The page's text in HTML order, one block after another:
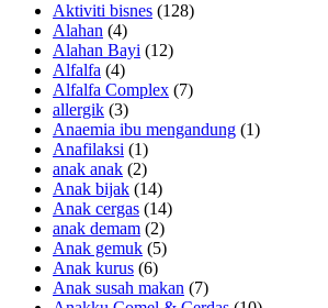
Aktiviti bisnes (128)
Alahan (4)
Alahan Bayi (12)
Alfalfa (4)
Alfalfa Complex (7)
allergik (3)
Anaemia ibu mengandung (1)
Anafilaksi (1)
anak anak (2)
Anak bijak (14)
Anak cergas (14)
anak demam (2)
Anak gemuk (5)
Anak kurus (6)
Anak susah makan (7)